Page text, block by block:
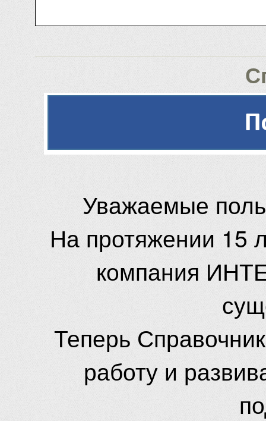
Уважаемые
На протяжении 15
компания
Теперь
работу и